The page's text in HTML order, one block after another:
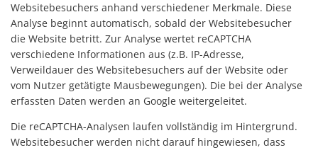
Websitebesuchers anhand verschiedener Merkmale. Diese
Analyse beginnt automatisch, sobald der Websitebesucher
die Website betritt. Zur Analyse wertet reCAPTCHA
verschiedene Informationen aus (z.B. IP-Adresse,
Verweildauer des Websitebesuchers auf der Website oder
vom Nutzer getätigte Mausbewegungen). Die bei der Analyse
erfassten Daten werden an Google weitergeleitet.
Die reCAPTCHA-Analysen laufen vollständig im Hintergrund.
Websitebesucher werden nicht darauf hingewiesen, dass